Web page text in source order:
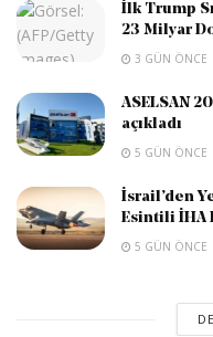
İlk Trump
23 Milyar
3 GÜN ÖNCE
ASELSAN
açıkladı
5 GÜN ÖNCE
İsrail’den
Esintili İHA
5 GÜN ÖNCE